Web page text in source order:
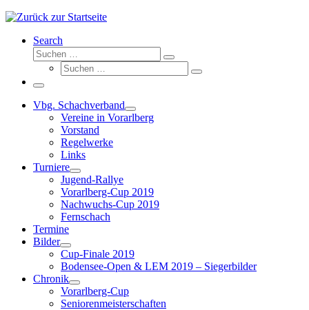
Search
Suche
Suchen …
Suche
Suchen …
Menü
Vbg. Schachverband
Vereine in Vorarlberg
Vorstand
Regelwerke
Links
Turniere
Jugend-Rallye
Vorarlberg-Cup 2019
Nachwuchs-Cup 2019
Fernschach
Termine
Bilder
Cup-Finale 2019
Bodensee-Open & LEM 2019 – Siegerbilder
Chronik
Vorarlberg-Cup
Seniorenmeisterschaften